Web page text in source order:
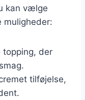
kan vælge
muligheder:
topping, der
tilføjelse,